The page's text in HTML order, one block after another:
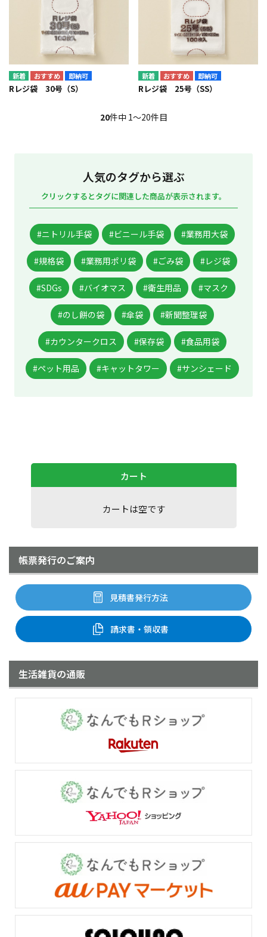
即納可
Rレジ袋 30号（S）
即納可
Rレジ袋 25号（SS）
20件中 1〜20件目
人気のタグから選ぶ
クリックするとタグに関連した商品が表示されます。
#ニトリル手袋 #ビニール手袋 #業務用大袋
#規格袋 #業務用ポリ袋 #ごみ袋 #レジ袋
#SDGs #バイオマス #衛生用品 #マスク
#のし餅の袋 #傘袋 #新聞整理袋
#カウンタークロス #保存袋 #食品用袋
#ペット用品 #キャットタワー #サンシェード
カート
カートは空です
帳票発行のご案内
見積書発行方法
請求書・領収書
生活雑貨の通販